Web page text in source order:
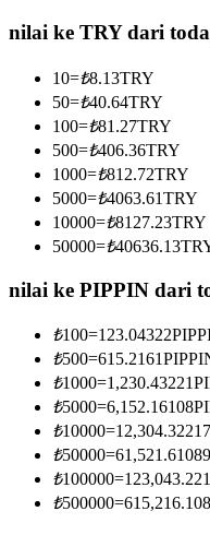
Menjadi Pedagang
Nikmati pembagian
Informasi
Analisis data besar
nilai ke TRY dari
10=₺8.13TRY
50=₺40.64TRY
100=₺81.27TRY
500=₺406.36TRY
1000=₺812.72TRY
5000=₺4063.61TRY
10000=₺8127.23TRY
50000=₺40636.13
nilai ke PIPPIN dari
₺100=123.04322
₺500=615.2161
₺1000=1,230.43221
₺5000=6,152.16108
₺10000=12,304.32217
₺50000=61,521.61089
₺100000=
₺500000=